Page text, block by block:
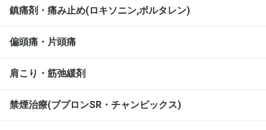
鎮痛剤・痛み止め(ロキソニン,ボルタレン)
偏頭痛・片頭痛
肩こり・筋弛緩剤
禁煙治療(ブプロンSR・チャンピックス)